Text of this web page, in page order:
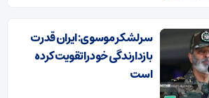
سرلشکر موسوی: ایران قدرت
بازدارندگی خود را تقویت کرده
است